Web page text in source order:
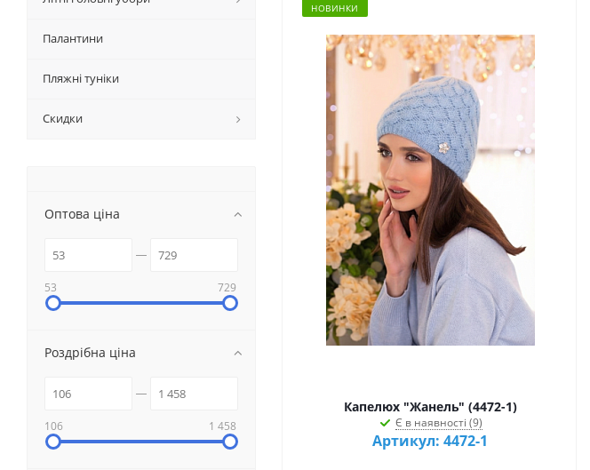
НОВИНКИ
Капелюх "Жанель" (4472-1)
Є в наявності (9)
Артикул: 4472-1
Палантини
Пляжні туніки
Скидки
Оптова ціна
53 729
Роздрібна ціна
106 1 458